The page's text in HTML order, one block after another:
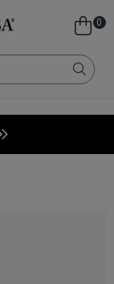
0